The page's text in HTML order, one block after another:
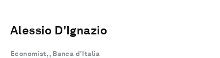
Alessio D'Ignazio
Economist, , Banca d'Italia